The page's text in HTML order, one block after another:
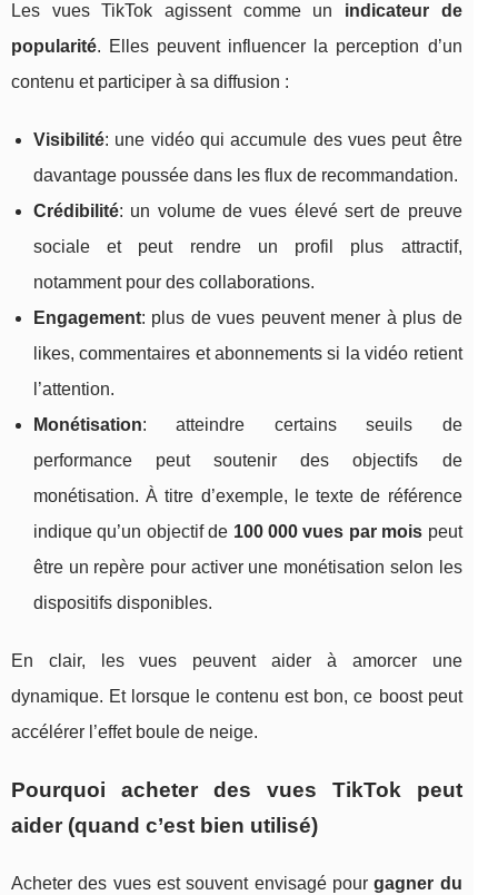
Les vues TikTok agissent comme un indicateur de
popularité. Elles peuvent influencer la perception d’un
contenu et participer à sa diffusion :
Visibilité: une vidéo qui accumule des vues peut être
davantage poussée dans les flux de recommandation.
Crédibilité: un volume de vues élevé sert de preuve
sociale et peut rendre un profil plus attractif,
notamment pour des collaborations.
Engagement: plus de vues peuvent mener à plus de
likes, commentaires et abonnements si la vidéo retient
l’attention.
Monétisation: atteindre certains seuils de
performance peut soutenir des objectifs de
monétisation. À titre d’exemple, le texte de référence
indique qu’un objectif de 100 000 vues par mois peut
être un repère pour activer une monétisation selon les
dispositifs disponibles.
En clair, les vues peuvent aider à amorcer une
dynamique. Et lorsque le contenu est bon, ce boost peut
accélérer l’effet boule de neige.
Pourquoi acheter des vues TikTok peut
aider (quand c’est bien utilisé)
Acheter des vues est souvent envisagé pourgagner du